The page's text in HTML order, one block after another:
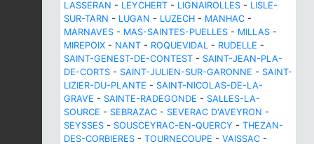
LASSERAN - LEYCHERT - LIGNAIROLLES - LISLE-
SUR-TARN - LUGAN - LUZECH - MANHAC -
MARNAVES - MAS-SAINTES-PUELLES - MILLAS -
MIREPOIX - NANT - ROQUEVIDAL - RUDELLE -
SAINT-GENEST-DE-CONTEST - SAINT-JEAN-PLA-
DE-CORTS - SAINT-JULIEN-SUR-GARONNE - SAINT-
LIZIER-DU-PLANTE - SAINT-NICOLAS-DE-LA-
GRAVE - SAINTE-RADEGONDE - SALLES-LA-
SOURCE - SEBRAZAC - SEVERAC D'AVEYRON -
SEYSSES - SOUSCEYRAC-EN-QUERCY - THEZAN-
DES-CORBIERES - TOURNECOUPE - VAISSAC -